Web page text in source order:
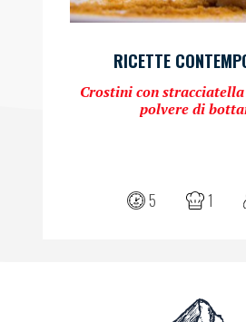
RICETTE
Crostini con
polvere di
5 1